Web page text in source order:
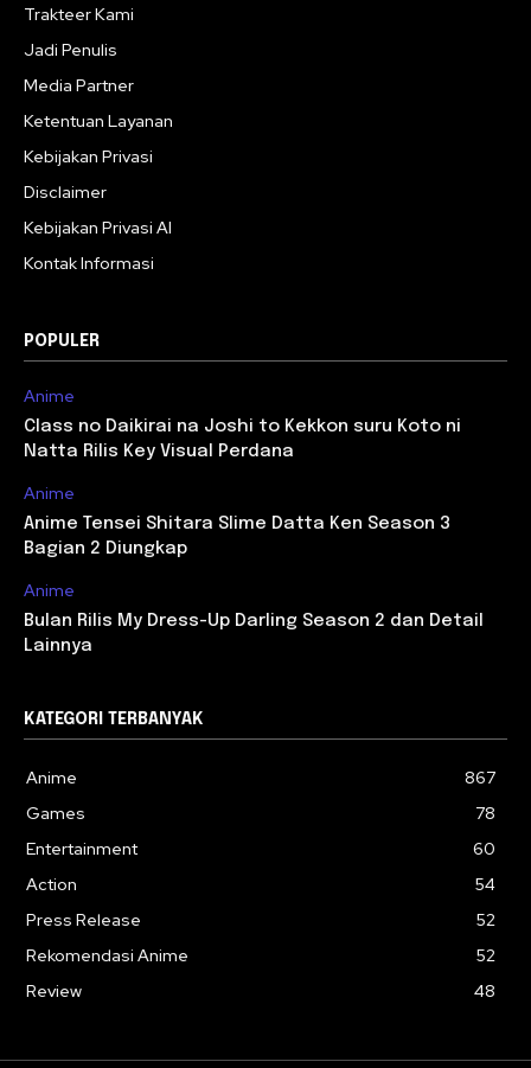
Trakteer Kami
Jadi Penulis
Media Partner
Ketentuan Layanan
Kebijakan Privasi
Disclaimer
Kebijakan Privasi AI
Kontak Informasi
POPULER
Anime
Class no Daikirai na Joshi to Kekkon suru Koto ni
Natta Rilis Key Visual Perdana
Anime
Anime Tensei Shitara Slime Datta Ken Season 3
Bagian 2 Diungkap
Anime
Bulan Rilis My Dress-Up Darling Season 2 dan Detail
Lainnya
KATEGORI TERBANYAK
Anime
867
Games
78
Entertainment
60
Action
54
Press Release
52
Rekomendasi Anime
52
Review
48